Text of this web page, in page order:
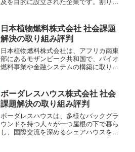
及を目的に設立された企業です。割り箸
おこなっています。日本では、手入れを
していない放置林が増えて...
日本植物燃料株式会社 社会課題
解決の取り組み評判
日本植物燃料株式会社は、アフリカ南東
部にあるモザンビーク共和国で、バイオ
燃料事業や金融システムの構築に取り組
一つとされ、電気などのインフラが脆弱
な状況にあります。日本植...
ボーダレスハウス株式会社 社会
課題解決の取り組み評判
ボーダレスハウスは、多様なバックグラ
ウンドを持つ人々が一つ屋根の下で暮ら
し、国際交流を深めるシェアハウスを提